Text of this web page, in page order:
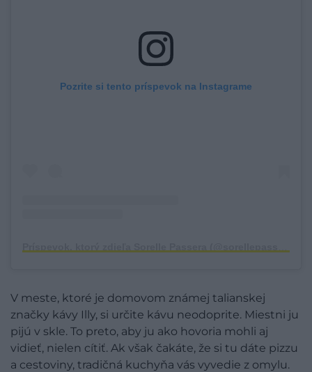
Pozrite si tento príspevok na Instagrame
V meste, ktoré je domovom známej talianskej
značky kávy Illy, si určite kávu neodoprite. Miestni ju
pijú v skle. To preto, aby ju ako hovoria mohli aj
vidieť, nielen cítiť. Ak však čakáte, že si tu dáte pizzu
a cestoviny, tradičná kuchyňa vás vyvedie z omylu.